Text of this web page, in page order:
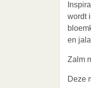
wordt
en
Zalm
Deze